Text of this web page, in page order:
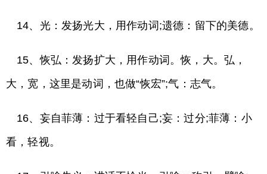
14、光：发扬光大，用作动词;遗德：留下的美德。
15、恢弘：发扬扩大，用作动词。恢，大。弘，
大，宽，这里是动词，也做“恢宏”;气：志气。
16、妄自菲薄：过于看轻自己;妄：过分;菲薄：小
看，轻视。